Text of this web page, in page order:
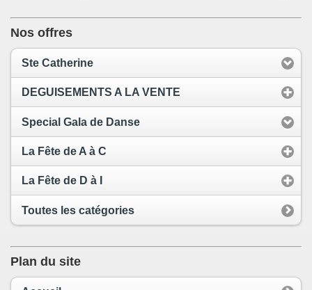
Nos offres
Ste Catherine
DEGUISEMENTS A LA VENTE
Special Gala de Danse
La Fête de A à C
La Fête de D à I
Toutes les catégories
Plan du site